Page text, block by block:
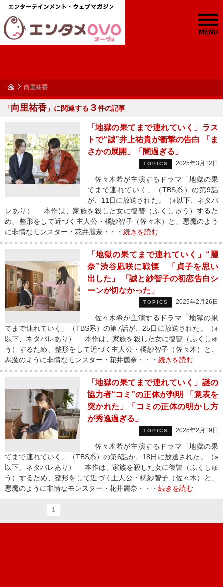
MENU
向里祐香
「向里祐香 」に関連する ３件の記事
「地獄の果てまで連れていく」ラス
トで“誠”井上祐貴が衝撃の告白 「ま
さかの展開」「闇過ぎる」
TOPICS 2025年3月12日
佐々木希が主演するドラマ「地獄の果
てまで連れていく」（TBS系）の第9話
が、11日に放送された。（※以下、ネタバ
レあり） 本作は、家族を殺した女に復讐（ふくしゅう）するた
め、整形をして近づく主人公・橘紗智子（佐々木）と、悪魔のよう
に非情なモンスター・花井麗奈・・・ 続きを読む
「地獄の果てまで連れていく」“麗
奈”渋谷凪咲に戦慄 「貞子を思い
出した」 「誠と紗智子の初恋告白シ
ーンが切なかった」
TOPICS 2025年2月26日
佐々木希が主演するドラマ「地獄の果
てまで連れていく」（TBS系）の第7話が、25日に放送された。（※
以下、ネタバレあり） 本作は、家族を殺した女に復讐（ふくしゅ
う）するため、整形をして近づく主人公・橘紗智子（佐々木）と、
悪魔のように非情なモンスター・花井麗奈・・・ 続きを読む
「地獄の果てまで連れていく」謎の
協力者“コミ”の正体が判明 「意表を
突かれた」「コミの正体の明かし方
が秀逸過ぎる」
TOPICS 2025年2月19日
佐々木希が主演するドラマ「地獄の果
てまで連れていく」（TBS系）の第6話が、18日に放送された。（※
以下、ネタバレあり） 本作は、家族を殺した女に復讐（ふくしゅ
う）するため、整形をして近づく主人公・橘紗智子（佐々木）と、
悪魔のように非情なモンスター・花井麗奈・・・ 続きを読む
1